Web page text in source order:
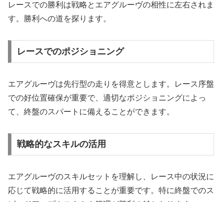
レースでの勝利は戦略とエアグルーヴの相性に左右されま
す。勝利への道を探ります。
レースでのポジショニング
エアグルーヴは先行型の走りを得意とします。レース序盤
での好位置確保が重要で、適切なポジショニングによっ
て、終盤のスパートに備えることができます。
戦略的なスキルの活用
エアグルーヴのスキルセットを理解し、レース中の状況に
応じて戦略的に活用することが重要です。特に終盤でのス